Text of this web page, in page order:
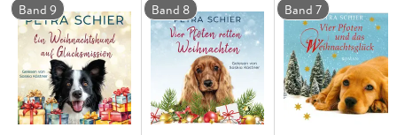
und Irina glücklich machen kann?
Band 9 Band 8 Band 7